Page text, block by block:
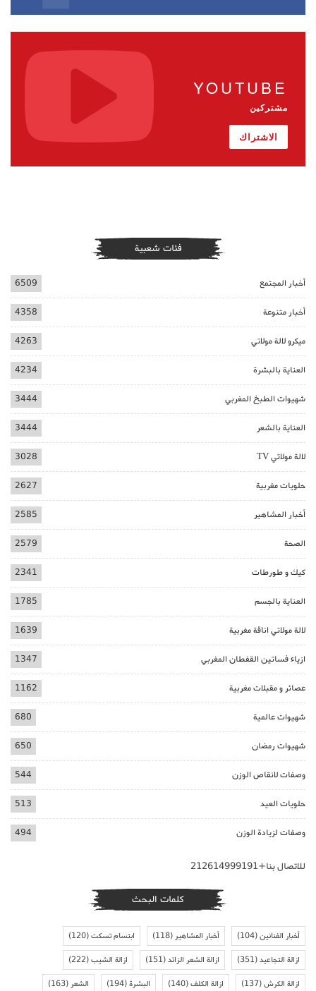
YOUTUBE
مشتركين
الاشتراك
فئات شعبية
أخبار المجتمع 6509
أخبار متنوعة 4358
ميكرو لالة مولاتي 4263
العناية بالبشرة 4234
شهيوات الطبخ المغربي 3444
العناية بالشعر 3444
لالة مولاتي TV 3028
حلويات مغربية 2627
أخبار المشاهير 2585
الصحة 2579
كيك و طورطات 2341
العناية بالجسم 1785
لالة مولاتي اناقة مغربية 1639
ازياء فساتين القفطان المغربي 1347
عصائر و مقبلات مغربية 1162
شهيوات عالمية 680
شهيوات رمضان 650
وصفات لانقاص الوزن 544
حلويات العيد 513
وصفات لزيادة الوزن 494
للاتصال بنا+212614999191
كلمات البحث
أخبار الفنانين(104) أخبار المشاهير(118) ابتسام تسكت(120)
ازالة التجاعيد(351) ازالة الشعر الزائد(151) ازالة الشيب(222)
ازالة الكرش(137) ازالة الكلف(140) البشرة(194) الشعر(163)